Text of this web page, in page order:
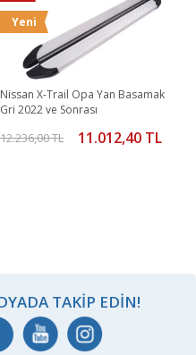
Yeni
Nissan X-Trail Opa Yan Basamak
Gri 2022 ve Sonrası
12.236,00 TL 11.012,40 TL
TAKIP EDIN!